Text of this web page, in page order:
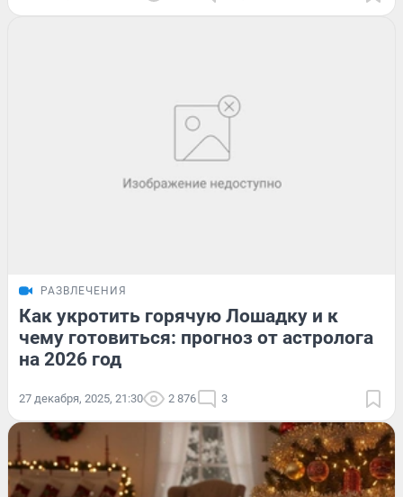
РАЗВЛЕЧЕНИЯ
Как укротить горячую Лошадку и к
чему готовиться: прогноз от астролога
на 2026 год
27 декабря, 2025, 21:30 2 876 3